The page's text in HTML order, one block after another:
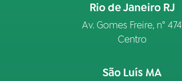
Rio de Janeiro RJ
Av. Gomes Freire, n° 474
Centro
São Luís MA